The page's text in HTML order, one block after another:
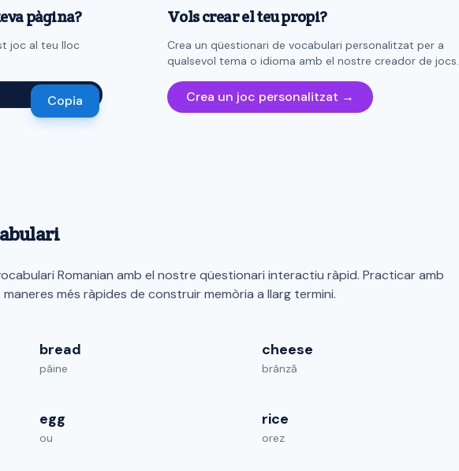
pàgina?
joc al teu lloc
Copia
Vols crear el teu propi?
Crea un qüestionari de vocabulari personalitzat per a
qualsevol tema o idioma amb el nostre creador de jocs.
Crea un joc personalitzat →
Romanian amb el nostre qüestionari interactiu ràpid. Practicar amb
més ràpides de construir memòria a llarg termini.
bread
pâine
cheese
brânză
egg
ou
rice
orez